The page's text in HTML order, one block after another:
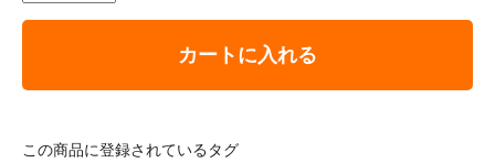
カートに入れる
この商品に登録されているタグ